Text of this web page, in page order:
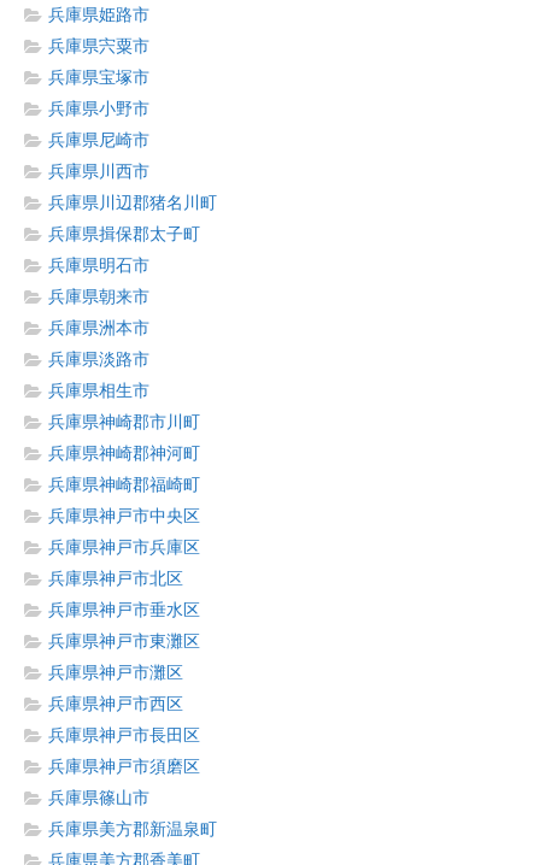
兵庫県姫路市
兵庫県宍粟市
兵庫県宝塚市
兵庫県小野市
兵庫県尼崎市
兵庫県川西市
兵庫県川辺郡猪名川町
兵庫県揖保郡太子町
兵庫県明石市
兵庫県朝来市
兵庫県洲本市
兵庫県淡路市
兵庫県相生市
兵庫県神崎郡市川町
兵庫県神崎郡神河町
兵庫県神崎郡福崎町
兵庫県神戸市中央区
兵庫県神戸市兵庫区
兵庫県神戸市北区
兵庫県神戸市垂水区
兵庫県神戸市東灘区
兵庫県神戸市灘区
兵庫県神戸市西区
兵庫県神戸市長田区
兵庫県神戸市須磨区
兵庫県篠山市
兵庫県美方郡新温泉町
兵庫県美方郡香美町